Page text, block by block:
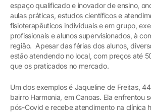
espaço qualificado e inovador de ensino,
aulas práticas, estudos científicos e
fisioterapêuticos individuais e em grupo,
profissionais e alunos supervisionados, à
região. Apesar das férias dos alunos,
estão atendendo no local, com preços até
que os praticados no mercado.
Um dos exemplos é Jaqueline de Freitas,
bairro Harmonia, em Canoas. Ela enfrentou
pós-Covid e recebe atendimento na clínica